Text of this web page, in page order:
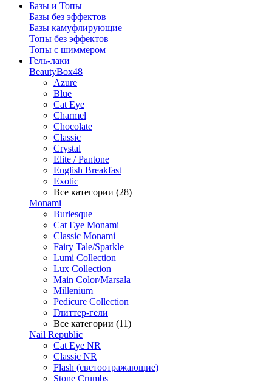
Базы и Топы
Базы без эффектов
Базы камуфлирующие
Топы без эффектов
Топы с шиммером
Гель-лаки
BeautyBox48
Azure
Blue
Cat Eye
Charmel
Chocolate
Classic
Crystal
Elite / Pantone
English Breakfast
Exotic
Все категории (28)
Monami
Burlesque
Cat Eye Monami
Classic Monami
Fairy Tale/Sparkle
Lumi Collection
Lux Collection
Main Color/Marsala
Millenium
Pedicure Collection
Глиттер-гели
Все категории (11)
Nail Republic
Cat Eye NR
Classic NR
Flash (светоотражающие)
Stone Crumbs